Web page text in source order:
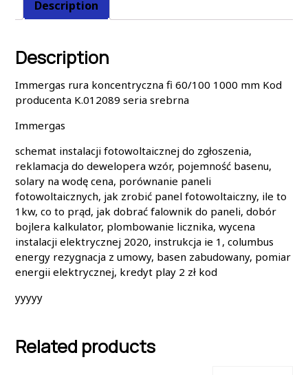
Description
Description
Immergas rura koncentryczna fi 60/100 1000 mm Kod
producenta K.012089 seria srebrna
Immergas
schemat instalacji fotowoltaicznej do zgłoszenia,
reklamacja do dewelopera wzór, pojemność basenu,
solary na wodę cena, porównanie paneli
fotowoltaicznych, jak zrobić panel fotowoltaiczny, ile to
1kw, co to prąd, jak dobrać falownik do paneli, dobór
bojlera kalkulator, plombowanie licznika, wycena
instalacji elektrycznej 2020, instrukcja ie 1, columbus
energy rezygnacja z umowy, basen zabudowany, pomiar
energii elektrycznej, kredyt play 2 zł kod
yyyyy
Related products